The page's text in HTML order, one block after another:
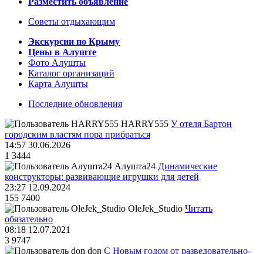
Советы отдыхающим
Экскурсии по Крыму
Цены в Алуште
Фото Алушты
Каталог организаций
Карта Алушты
Последние обновления
HARRY555 У отеля Бартон
городским властям пора прибраться
14:57 30.06.2026
1 3444
Алушта24 Динамические
конструкторы: развивающие игрушки для детей
23:27 12.09.2024
155 7400
OleJek_Studio Читать
обязательно
08:18 12.07.2021
3 9747
don С Новым годом от разведовательно-